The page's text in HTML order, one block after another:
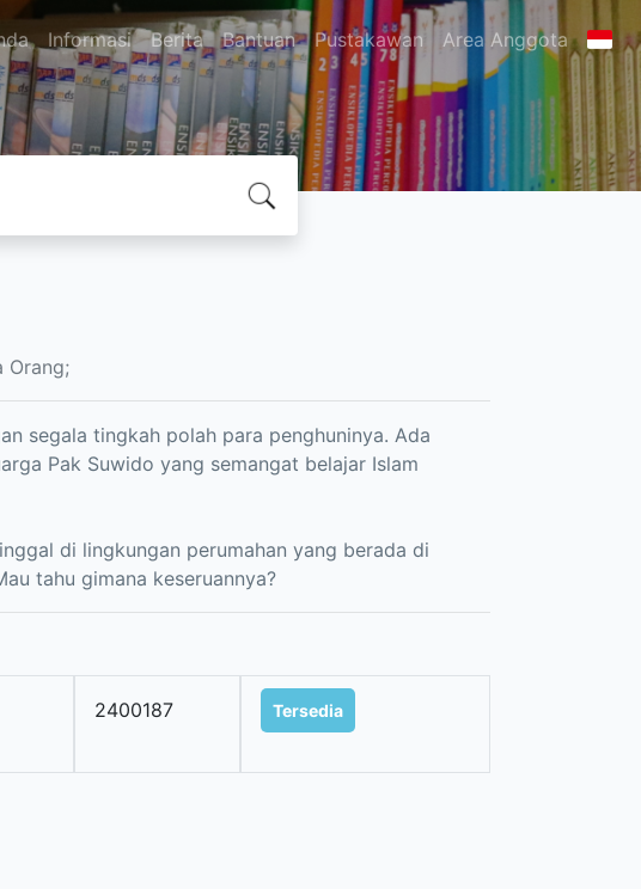
Informasi Berita Bantuan Pustakawan Area Anggota
Orang;
segala tingkah polah para penghuninya. Ada
Pak Suwido yang semangat belajar Islam
di lingkungan perumahan yang berada di
tahu gimana keseruannya?
2400187 Tersedia